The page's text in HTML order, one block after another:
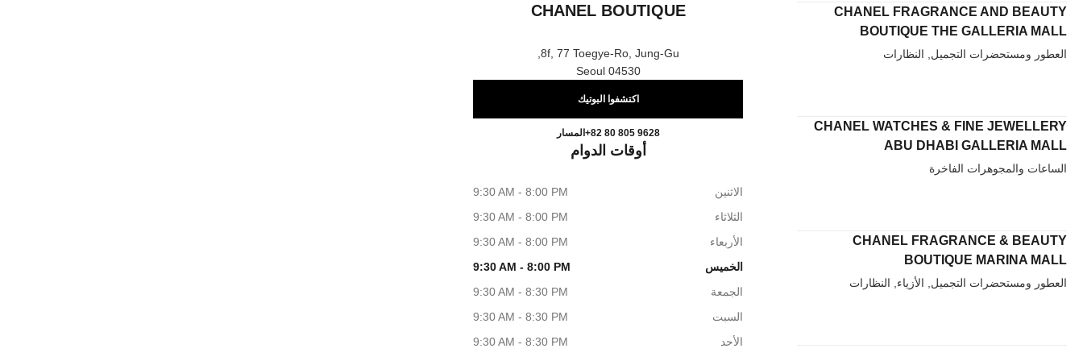
CHANEL FRAGRANCE AND BEAUTY
BOUTIQUE THE GALLERIA MALL
العطور ومستحضرات التجميل, النظارات
CHANEL WATCHES & FINE JEWELLERY
ABU DHABI GALLERIA MALL
الساعات والمجوهرات الفاخرة
CHANEL FRAGRANCE & BEAUTY
BOUTIQUE MARINA MALL
العطور ومستحضرات التجميل, الأزياء, النظارات
CHANEL BOUTIQUE
8f, 77 Toegye-Ro, Jung-Gu,
04530 Seoul
اكتشفوا البوتيك
اتصال
+82 80 805 9628 المسارShinsegae Myeongdong CHANEL Boutique
أوقات الدوام
الاثنين
9:30 AM - 8:00 PM
الثلاثاء
9:30 AM - 8:00 PM
الأربعاء
9:30 AM - 8:00 PM
الخميس
9:30 AM - 8:00 PM
الجمعة
9:30 AM - 8:30 PM
السبت
9:30 AM - 8:30 PM
الأحد
9:30 AM - 8:30 PM